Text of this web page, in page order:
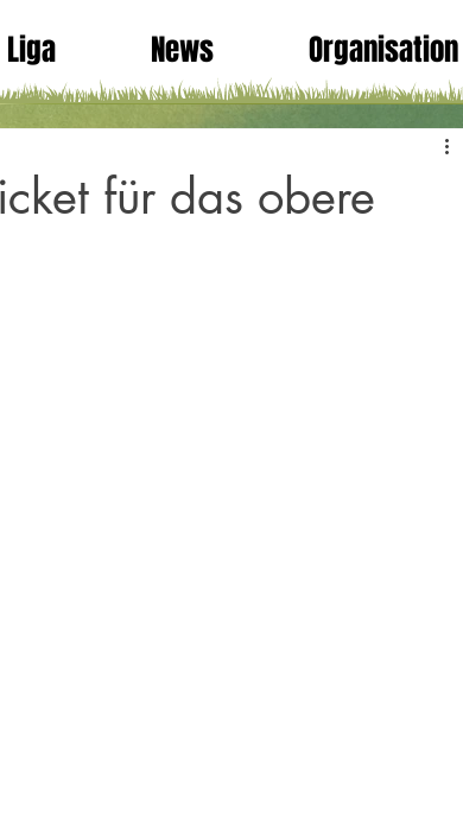
Liga News Organisation
für das obere